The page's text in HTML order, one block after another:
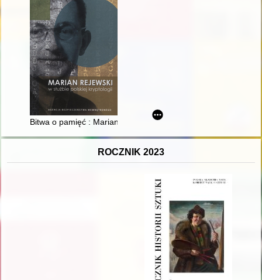
Bitwa o pamięć : Marian Rejewski i sukcesy polskich
ROCZNIK 2023